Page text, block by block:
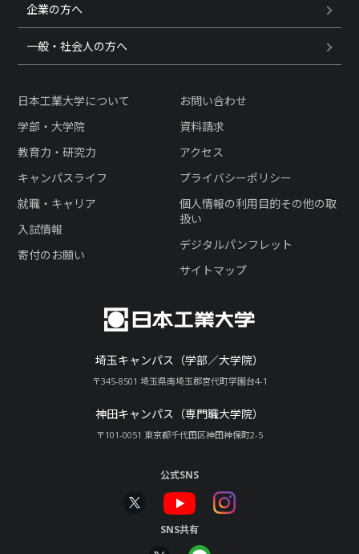
企業の方へ
一般・社会人の方へ
埼玉キャンパス（学部／大学院）
〒345-8501 埼玉県南埼玉郡宮代町学園台4-1
神田キャンパス（専門職大学院）
〒101-0051 東京都千代田区神田神保町2-5
日本工業大学について
学部・大学院
教育力・研究力
キャンパスライフ
就職・キャリア
入試情報
寄付のお願い
お問い合わせ
資料請求
アクセス
プライバシーポリシー
個人情報の利用目的その他の取
扱い
デジタルパンフレット
サイトマップ
公式SNS
SNS共有